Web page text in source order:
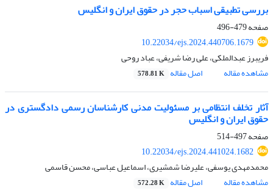
بررسی تطبیقی اسباب حجر در حقوق ایران و انگلیس
صفحه479-496
10.22034/ejs.2024.440706.1679
فریبرز عبدالملکی، علی رضا شریفی، عباد روحی
مشاهده مقاله
اصل مقاله 578.81 K
آثار تخلف انتظامی بر مسئولیت مدنی کارشناسان رسمی دادگستری در
حقوق ایران و انگلیس
صفحه497-514
10.22034/ejs.2024.441024.1682
محمدمهدی یوسفی، علیرضا شمشیری، اسماعیل عباسی، محسن قاسمی
مشاهده مقاله
اصل مقاله 572.28 K